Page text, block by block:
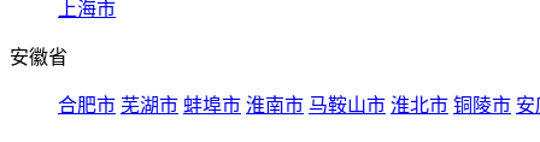
上海市
安徽省
合肥市 芜湖市 蚌埠市 淮南市 马鞍山市 淮北市 铜陵市 安